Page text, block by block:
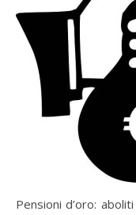
Pensioni d’oro: